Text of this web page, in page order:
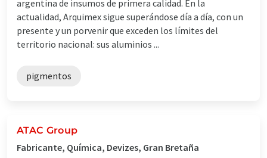
argentina de insumos de primera calidad. En la
actualidad, Arquimex sigue superándose día a día, con un
presente y un porvenir que exceden los límites del
territorio nacional: sus aluminios ...
pigmentos
ATAC Group
Fabricante, Química, Devizes, Gran Bretaña